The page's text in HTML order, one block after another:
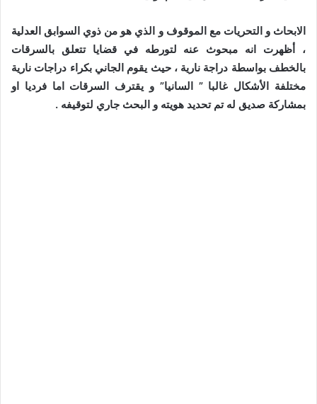
الابحاث و التحريات مع الموقوف و الذي هو من ذوي السوابق العدلية
، أظهرت انه مبحوث عنه لتورطه في قضايا تتعلق بالسرقات
بالخطف بواسطة دراجة نارية ، حيث يقوم الجاني بكراء دراجات نارية
مختلفة الأشكال غالبا ” السانيا” و يقترف السرقات اما فرديا او
بمشاركة صديق له تم تحديد هويته و البحث جاري لتوقيفه .